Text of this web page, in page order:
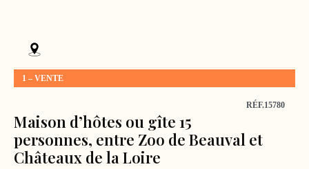
1 – VENTE
RÉF.15780
Maison d’hôtes ou gîte 15
personnes, entre Zoo de Beauval et
Châteaux de la Loire